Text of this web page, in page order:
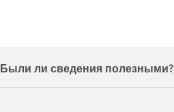
Были ли сведения полезными?